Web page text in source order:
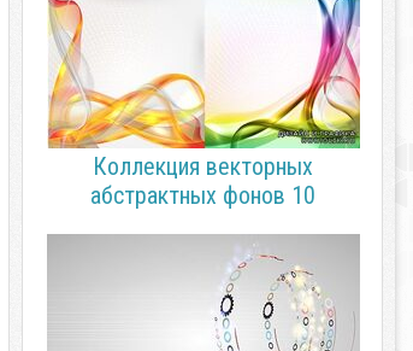
Коллекция векторных
абстрактных фонов 10